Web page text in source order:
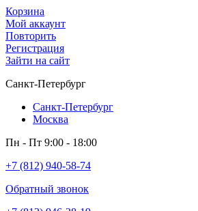
Корзина
Мой аккаунт
Повторить
Регистрация
Зайти на сайт
Санкт-Петербург
Санкт-Петербург
Москва
Пн - Пт 9:00 - 18:00
+7 (812) 940-58-74
Обратный звонок